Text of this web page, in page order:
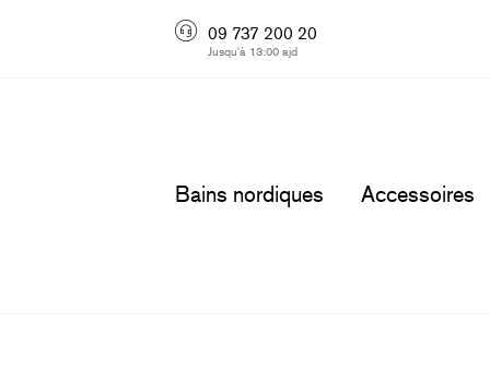
Bains nordiques Accessoires
09 737 200 20
Jusqu'à 13:00 ajd